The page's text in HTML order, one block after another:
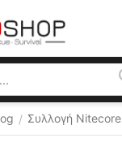
/ Συλλογή Nitecore